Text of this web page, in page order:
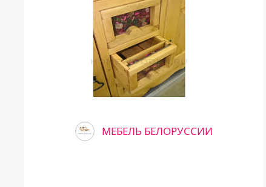
МЕБЕЛЬ БЕЛОРУССИИ